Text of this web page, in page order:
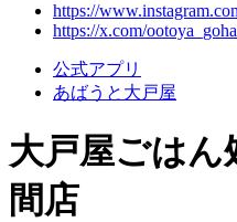
https://
https://x.com/
公式アプリ
あばうと大戸屋
大戸屋ごはん
間店